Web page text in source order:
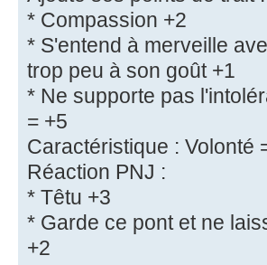
* Compassion +2
* S'entend à merveille
trop peu à son goût +1
* Ne supporte pas
= +5
Caractéristique : Volonté
Réaction PNJ :
* Têtu +3
* Garde ce pont et ne
+2